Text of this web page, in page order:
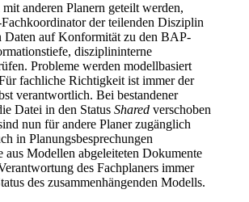
anderen Planern geteilt werden,
der teilenden Disziplin
Daten auf Konformität zu den BAP-
disziplininterne
Probleme werden modellbasiert
fachliche Richtigkeit ist immer der
verantwortlich. Bei bestandener
Datei in den Status Shared verschoben
nun für andere Planer zugänglich
in Planungsbesprechungen
aus Modellen abgeleiteten Dokumente
des Fachplaners immer
des zusammenhängenden Modells.